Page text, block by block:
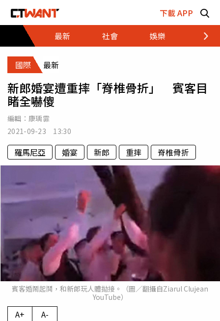
下載 APP
最新
社會 娛樂 財經
國際 最新
新郎婚宴遭重摔「脊椎骨折」 賓客目
睹全嚇傻
編輯： 康瑀霏
2021-09-23 13:30
羅馬尼亞 婚宴 新郎 重摔 脊椎骨折
賓客婚鬧起鬨，和新郎玩人體拋接。（圖／翻攝自Ziarul Clujean
YouTube）
A+ A-